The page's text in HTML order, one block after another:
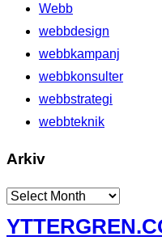
Webb
webbdesign
webbkampanj
webbkonsulter
webbstrategi
webbteknik
Arkiv
Arkiv
Skip
to